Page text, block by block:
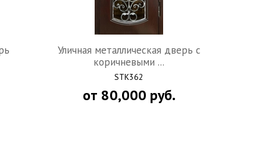
Уличная металлическая дверь c
коричневыми ...
STK362
от 80,000 руб.